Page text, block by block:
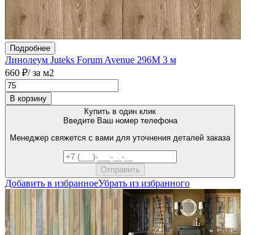
Подробнее
Линолеум Juteks Forum Avenue 296М 3 м
660 ₽/ за м2
В корзину
Купить в один клик
Введите Ваш номер телефона
Менеджер свяжется с вами для уточнения деталей заказа
Добавить в избранноеУбрать из избранного